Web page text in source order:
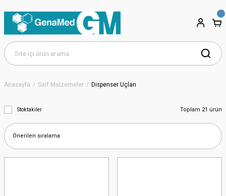
Anasayfa Sarf Malzemeler Dispenser Uçları
Stoktakiler Toplam 21 ürün